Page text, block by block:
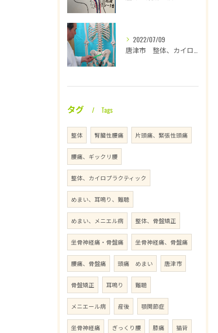
2022/07/09
タグ Tags
整体 腎臓性腰痛 片頭痛、緊張性頭痛
腰痛、ギックリ腰
整体、カイロプラクティック
めまい、耳鳴り、難聴
めまい、メニエル病 整体、骨盤矯正
坐骨神経痛・骨盤痛 坐骨神経痛、骨盤痛
腰痛、骨盤痛 頭痛 めまい 唐津市
骨盤矯正 耳鳴り 難聴
メニエール病 産後 顎関節症
坐骨神経痛 ぎっくり腰 膝痛 猫背